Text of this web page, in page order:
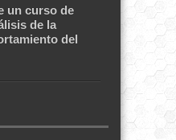
un curso de
de la
del